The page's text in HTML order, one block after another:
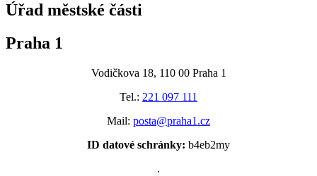
Úřad městské části
Praha 1
Vodičkova 18, 110 00 Praha 1
Tel.: 221 097 111
Mail: posta@praha1.cz
ID datové schránky: b4eb2my
.